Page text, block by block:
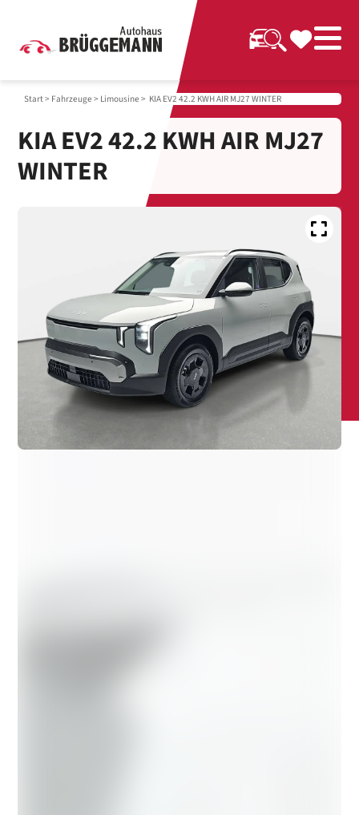
Start> Fahrzeuge > Limousine > KIA EV2 42.2 KWH AIR MJ27 WINTER
KIA EV2 42.2 KWH AIR MJ27
WINTER